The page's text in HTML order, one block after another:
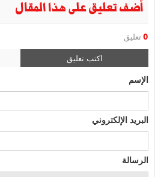
أضف تعليق على هذا المقال
0 تعليق
اكتب تعليق
الإسم
البريد الإلكتروني
الرسالة